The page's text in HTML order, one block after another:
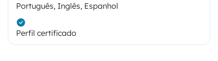
Português, Inglês, Espanhol
Perfil certificado